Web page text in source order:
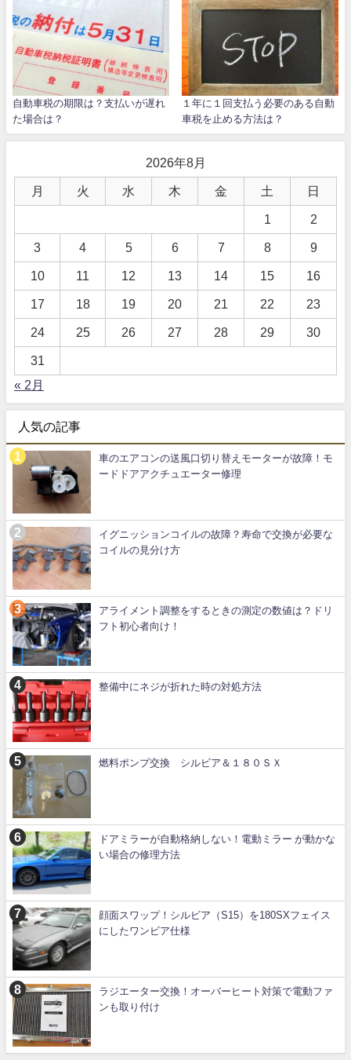
自動車税の期限は？支払いが遅れ
た場合は？
１年に１回支払う必要のある自動
車税を止める方法は？
2026年8月
月 火 水 木 金 土 日
1 2
3 4 5 6 7 8 9
10 11 12 13 14 15 16
17 18 19 20 21 22 23
24 25 26 27 28 29 30
31
« 2月
人気の記事
車のエアコンの送風口切り替えモーターが故障！モ
ードドアアクチュエーター修理
イグニッションコイルの故障？寿命で交換が必要な
コイルの見分け方
アライメント調整をするときの測定の数値は？ドリ
フト初心者向け！
整備中にネジが折れた時の対処方法
燃料ポンプ交換 シルビア＆１８０ＳＸ
ドアミラーが自動格納しない！電動ミラー が動かな
い場合の修理方法
顔面スワップ！シルビア（S15）を180SXフェイス
にしたワンビア仕様
ラジエーター交換！オーバーヒート対策で電動ファ
ンも取り付け